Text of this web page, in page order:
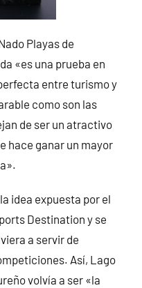
Playas de
«es una prueba en
entre turismo y
como son las
de ser un atractivo
hace ganar un mayor
idea expuesta por el
Destination y se
a servir de
Así, Lago
volvía a ser «la